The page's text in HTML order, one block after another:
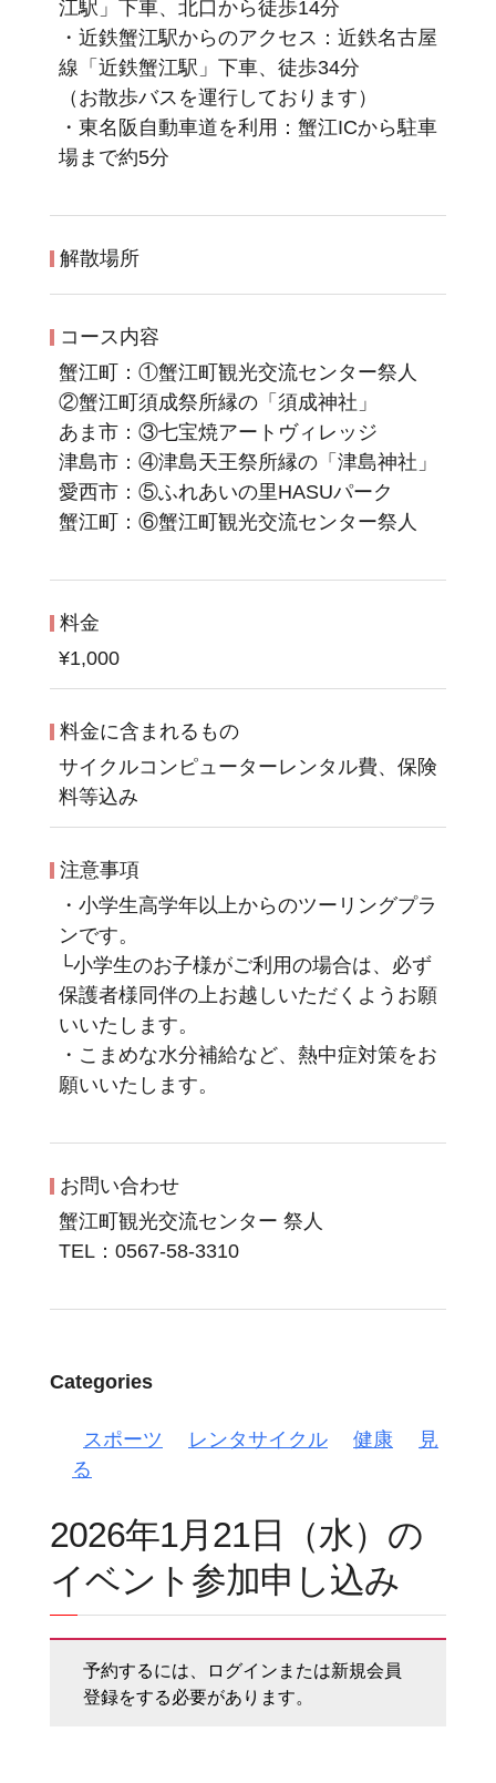
江駅」下車、北口から徒歩14分
・近鉄蟹江駅からのアクセス：近鉄名古屋
線「近鉄蟹江駅」下車、徒歩34分
（お散歩バスを運行しております）
・東名阪自動車道を利用：蟹江ICから駐車
場まで約5分
解散場所
コース内容
蟹江町：①蟹江町観光交流センター祭人
②蟹江町須成祭所縁の「須成神社」
あま市：③七宝焼アートヴィレッジ
津島市：④津島天王祭所縁の「津島神社」
愛西市：⑤ふれあいの⾥HASUパーク
蟹江町：⑥蟹江町観光交流センター祭人
料金
¥1,000
料金に含まれるもの
サイクルコンピューターレンタル費、保険
料等込み
注意事項
・小学生高学年以上からのツーリングプラ
ンです。
└小学生のお子様がご利用の場合は、必ず
保護者様同伴の上お越しいただくようお願
いいたします。
・こまめな水分補給など、熱中症対策をお
願いいたします。
お問い合わせ
蟹江町観光交流センター 祭人
TEL：0567-58-3310
Categories
スポーツ レンタサイクル 健康
見
る
2026年1月21日（水）の
イベント参加申し込み
予約するには、ログインまたは新規会員
登録をする必要があります。